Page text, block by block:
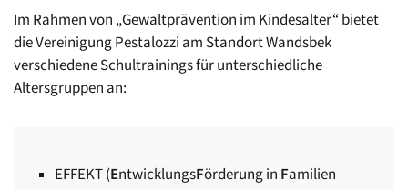
Im Rahmen von „Gewaltprävention im Kindesalter“ bietet
die Vereinigung Pestalozzi am Standort Wandsbek
verschiedene Schultrainings für unterschiedliche
Altersgruppen an:
EFFEKT (EntwicklungsFörderung in Familien